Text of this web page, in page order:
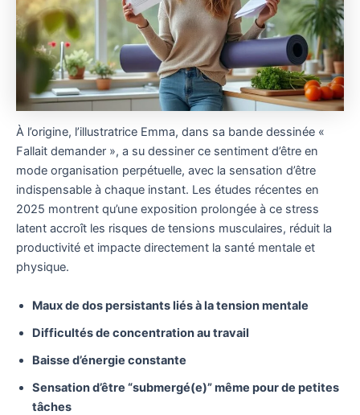
À l’origine, l’illustratrice Emma, dans sa bande dessinée «
Fallait demander », a su dessiner ce sentiment d’être en
mode organisation perpétuelle, avec la sensation d’être
indispensable à chaque instant. Les études récentes en
2025 montrent qu’une exposition prolongée à ce stress
latent accroît les risques de tensions musculaires, réduit la
productivité et impacte directement la santé mentale et
physique.
Maux de dos persistants liés à la tension mentale
Difficultés de concentration au travail
Baisse d’énergie constante
Sensation d’être “submergé(e)” même pour de petites
tâches